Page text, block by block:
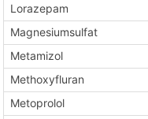
Lorazepam
Magnesiumsulfat
Metamizol
Methoxyfluran
Metoprolol